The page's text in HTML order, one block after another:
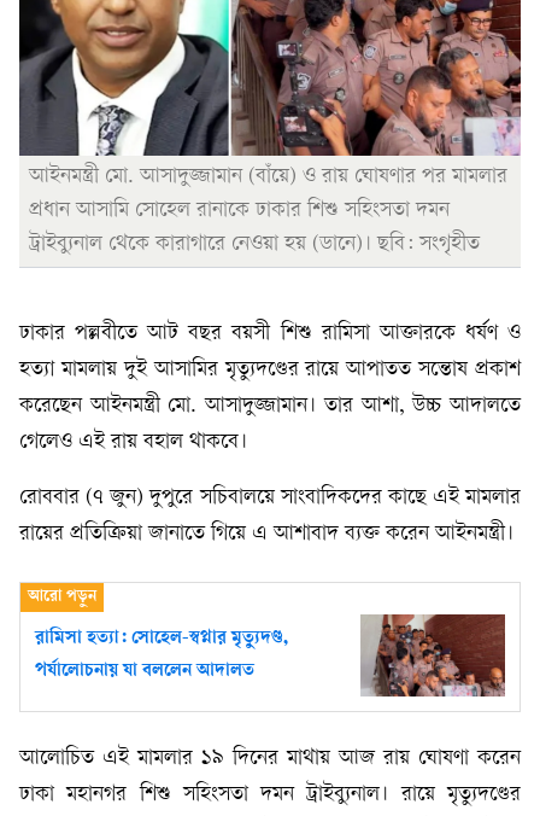
আইনমন্ত্রী মো. আসাদুজ্জামান (বাঁয়ে) ও রায় ঘোষণার পর মামলার
প্রধান আসামি সোহেল রানাকে ঢাকার শিশু সহিংসতা দমন
ট্রাইব্যুনাল থেকে কারাগারে নেওয়া হয় (ডানে)। ছবি: সংগৃহীত
ঢাকার পল্লবীতে আট বছর বয়সী শিশু রামিসা আক্তারকে ধর্ষণ ও
হত্যা মামলায় দুই আসামির মৃত্যুদণ্ডের রায়ে আপাতত সন্তোষ প্রকাশ
করেছেন আইনমন্ত্রী মো. আসাদুজ্জামান। তার আশা, উচ্চ আদালতে
গেলেও এই রায় বহাল থাকবে।
রোববার (৭ জুন) দুপুরে সচিবালয়ে সাংবাদিকদের কাছে এই মামলার
রায়ের প্রতিক্রিয়া জানাতে গিয়ে এ আশাবাদ ব্যক্ত করেন আইনমন্ত্রী।
রামিসা হত্যা: সোহেল-স্বপ্নার মৃত্যুদণ্ড,
পর্যালোচনায় যা বললেন আদালত
আলোচিত এই মামলার ১৯ দিনের মাথায় আজ রায় ঘোষণা করেন
ঢাকা মহানগর শিশু সহিংসতা দমন ট্রাইব্যুনাল। রায়ে মৃত্যুদণ্ডের